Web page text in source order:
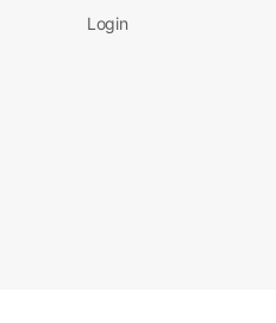
Login